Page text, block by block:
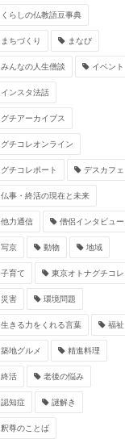
くらしの仏教語豆事典
まちづくり まなび
みんなの人生僧談 イベント
インスタ法話
グチアーカイブス
グチコレオンライン
グチコレポート デスカフェ
仏事・終活の現在と未来
他力通信 僧侶インタビュー
写京 動物 地域
子育て 東京オトナグチコレ
災害 環境問題
生きる力をくれる言葉 福祉
築地グルメ 精進料理
終活 老後の悩み
認知症 謎解き
釈尊のことば